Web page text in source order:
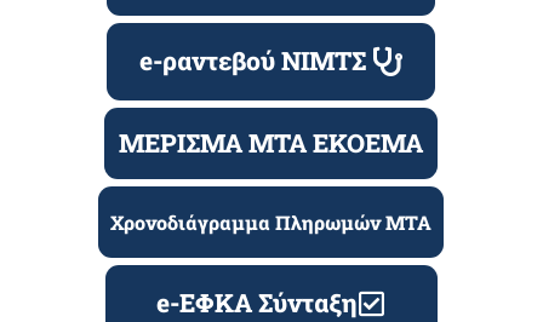
e-ραντεβού ΝΙΜΤΣ
ΜΕΡΙΣΜΑ ΜΤΑ ΕΚΟΕΜΑ
Χρονοδιάγραμμα Πληρωμών ΜΤΑ
e-ΕΦΚΑ Σύνταξη